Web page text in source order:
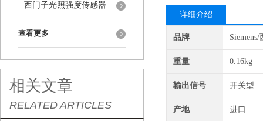
西门子光照强度传感器
查看更多
相关文章
RELATED ARTICLES
详细介绍
品牌
重量 0.16kg
输出信号 开关型
产地 进口